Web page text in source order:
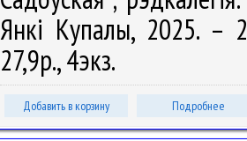
Янкі Купалы, 2025. –
27,9р., 4экз.
Добавить в корзину Подробнее